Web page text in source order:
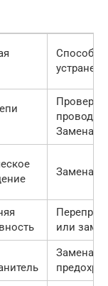
Способ
Проверка
Замена
Замена
или
Замена